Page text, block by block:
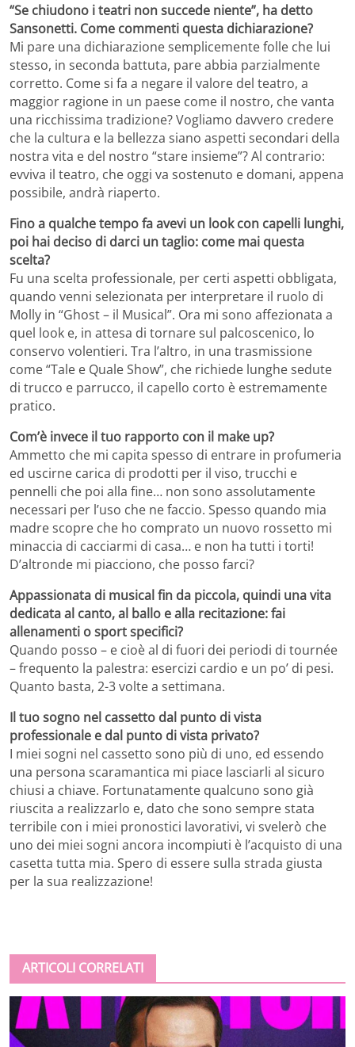
“Se chiudono i teatri non succede niente”, ha detto
Sansonetti. Come commenti questa dichiarazione?
Mi pare una dichiarazione semplicemente folle che lui
stesso, in seconda battuta, pare abbia parzialmente
corretto. Come si fa a negare il valore del teatro, a
maggior ragione in un paese come il nostro, che vanta
una ricchissima tradizione? Vogliamo davvero credere
che la cultura e la bellezza siano aspetti secondari della
nostra vita e del nostro “stare insieme”? Al contrario:
evviva il teatro, che oggi va sostenuto e domani, appena
possibile, andrà riaperto.
Fino a qualche tempo fa avevi un look con capelli lunghi,
poi hai deciso di darci un taglio: come mai questa
scelta?
Fu una scelta professionale, per certi aspetti obbligata,
quando venni selezionata per interpretare il ruolo di
Molly in “Ghost – il Musical”. Ora mi sono affezionata a
quel look e, in attesa di tornare sul palcoscenico, lo
conservo volentieri. Tra l’altro, in una trasmissione
come “Tale e Quale Show”, che richiede lunghe sedute
di trucco e parrucco, il capello corto è estremamente
pratico.
Com’è invece il tuo rapporto con il make up?
Ammetto che mi capita spesso di entrare in profumeria
ed uscirne carica di prodotti per il viso, trucchi e
pennelli che poi alla fine… non sono assolutamente
necessari per l’uso che ne faccio. Spesso quando mia
madre scopre che ho comprato un nuovo rossetto mi
minaccia di cacciarmi di casa… e non ha tutti i torti!
D’altronde mi piacciono, che posso farci?
Appassionata di musical fin da piccola, quindi una vita
dedicata al canto, al ballo e alla recitazione: fai
allenamenti o sport specifici?
Quando posso – e cioè al di fuori dei periodi di tournée
– frequento la palestra: esercizi cardio e un po’ di pesi.
Quanto basta, 2-3 volte a settimana.
Il tuo sogno nel cassetto dal punto di vista
professionale e dal punto di vista privato?
I miei sogni nel cassetto sono più di uno, ed essendo
una persona scaramantica mi piace lasciarli al sicuro
chiusi a chiave. Fortunatamente qualcuno sono già
riuscita a realizzarlo e, dato che sono sempre stata
terribile con i miei pronostici lavorativi, vi svelerò che
uno dei miei sogni ancora incompiuti è l’acquisto di una
casetta tutta mia. Spero di essere sulla strada giusta
per la sua realizzazione!
ARTICOLI CORRELATI